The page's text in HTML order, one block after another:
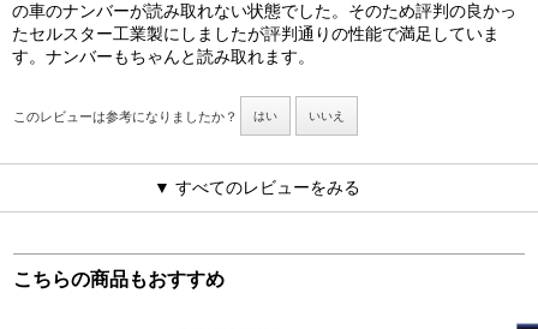
の車のナンバーが読み取れない状態でした。そのため評判の良かっ
たセルスター工業製にしましたが評判通りの性能で満足していま
す。ナンバーもちゃんと読み取れます。
このレビューは参考になりましたか？ はい いいえ
▼ すべてのレビューをみる
こちらの商品もおすすめ